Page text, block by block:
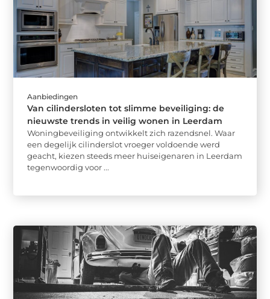
Aanbiedingen
Van cilindersloten tot slimme beveiliging: de
nieuwste trends in veilig wonen in Leerdam
Woningbeveiliging ontwikkelt zich razendsnel. Waar
een degelijk cilinderslot vroeger voldoende werd
geacht, kiezen steeds meer huiseigenaren in Leerdam
tegenwoordig voor ...